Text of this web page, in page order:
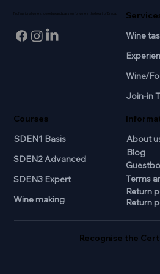
Professional wine knowledge and passion for wine in the heart of Breda.
Courses
SDEN1 Basis
SDEN2 Advanced
SDEN3 Expert
Wine making
Wine
Wine/
Join-in
About
Blog
Terms
Return
Return
Recognise the